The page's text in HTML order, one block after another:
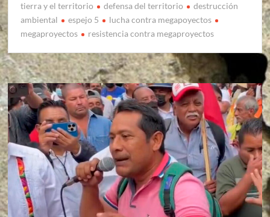
tierra y el territorio
defensa del territorio
destrucción
ambiental
espejo 5
lucha contra megapoyectos
megaproyectos
resistencia contra megaproyectos